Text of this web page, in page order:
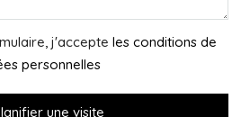
j'accepte les conditions de
personnelles
une visite